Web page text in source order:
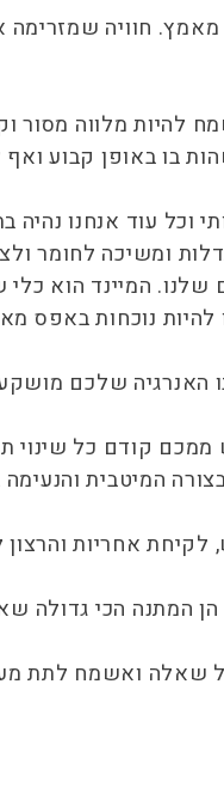
חוויה שמזרימה
מלווה מסור
בו באופן קבוע
וכל עוד אנחנו
ומשיכה לחומר
המיינד הוא
להיות נוכחות באפס
שלכם
ממכם קודם כל
המיטבית והנעימה
אחריות והרצון
המתנה הכי גדולה
שאלה ואשמח לתת